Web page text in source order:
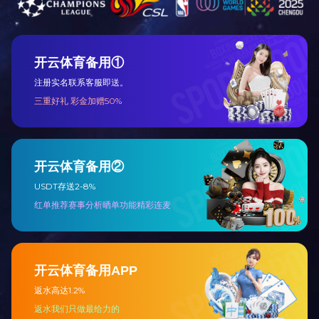
上一个 下一个
全国招商-服务热线：
400-893-6626
微信扫一扫
关注我们